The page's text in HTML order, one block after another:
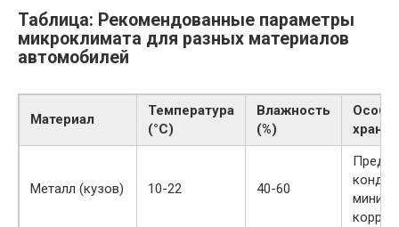
Таблица: Рекомендованные параметры
микроклимата для разных материалов
автомобилей
Материал
Температура
(°C)
Влажность
(%)
Металл (кузов) 10-22 40-60